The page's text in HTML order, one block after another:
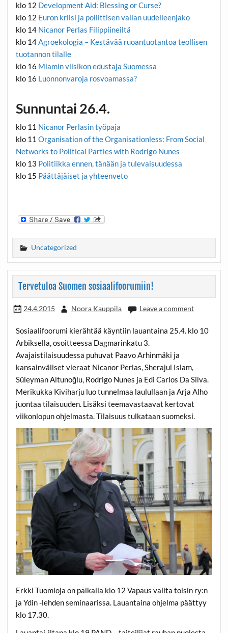
klo 12 Development Aid: Blessing or Curse?
klo 12 Euron kriisi ja poliittisen vallan uudelleenjako
klo 14 Nicanor Perlas Filippiineiltä
klo 14Agroekologia – Kestävää ruoantuotantoa teollisen
tuotannon tilalle
klo 16 Miamin viisikon edustaja Suomessa
klo 16 Luonnonvaroja rosvoamassa?
Sunnuntai 26.4.
klo 11 Nicanor Perlasin työpaja
klo 11 ​Organisation of the Organisationless: From Social
Networks to Political Parties with Rodrigo Nunes
klo 13 Politiikka ennen, tänään ja tulevaisuudessa
klo 15 Päättäjäiset ja yhteenveto
Uncategorized
Tervetuloa Suomen sosiaalifoorumiin!
24.4.2015 Noora Kauppila Leave a comment
Sosiaalifoorumi kierähtää käyntiin lauantaina 25.4. klo 10
Arbiksella, osoitteessa Dagmarinkatu 3.
Avajaistilaisuudessa puhuvat Paavo Arhinmäki ja
kansainväliset vieraat Nicanor Perlas, Sherajul Islam,
Süleyman Altunoğlu, Rodrigo Nunes ja Edi Carlos Da Silva.
Merikukka Kiviharju luo tunnelmaa laulullaan ja Arja Alho
juontaa tilaisuuden. Lisäksi teemavastaavat kertovat
viikonlopun ohjelmasta. Tilaisuus tulkataan suomeksi.
Erkki Tuomioja on paikalla klo 12 Vapaus valita toisin ry:n
ja Ydin -lehden seminaarissa. Lauantaina ohjelma päättyy
klo 17.30.